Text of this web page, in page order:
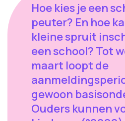
Hoe kies je een
peuter? En hoe
kleine spruit
een school? Tot
maart loopt de
gewoon
Ouders kunnen